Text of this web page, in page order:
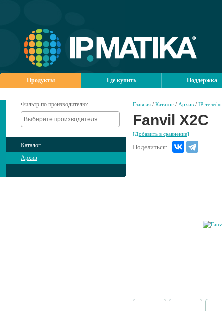
Продукты Где купить Поддержка
Фильтр по производителю:
Каталог
Архив
Главная / Каталог / Архив / IP-
Fanvil X2C
[Добавить в сравнение]
Поделиться: